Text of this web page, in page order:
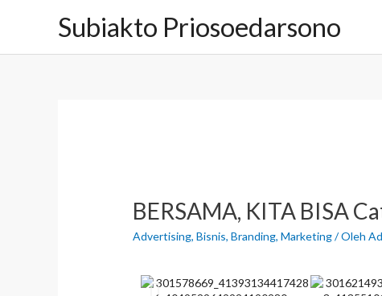
Subiakto Priosoedarsono
BERSAMA, KITA BISA
Advertising,Bisnis,Branding,Marketing/ Oleh